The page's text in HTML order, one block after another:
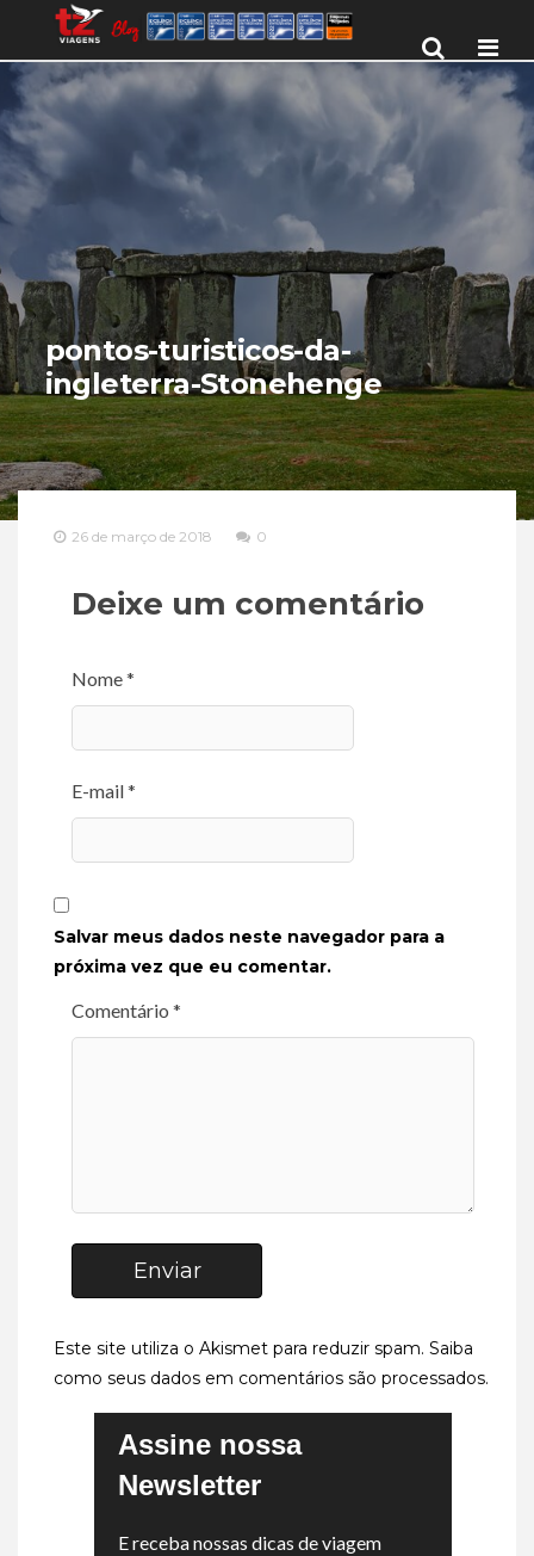
pontos-turisticos-da-
ingleterra-Stonehenge
26 de março de 2018 0
Deixe um comentário
Nome *
E-mail *
Salvar meus dados neste navegador para a
próxima vez que eu comentar.
Comentário *
Enviar
Este site utiliza o Akismet para reduzir spam. Saiba
como seus dados em comentários são processados.
Assine nossa
Newsletter
E receba nossas dicas de viagem